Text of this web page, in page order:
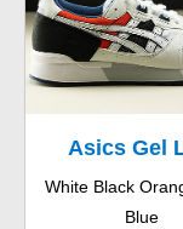
Asics Gel
White Black
Blue